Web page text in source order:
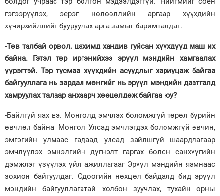
гэгээрүүлэх, эерэг нөлөөллийн аргаар хүүхдийн
хүчирхийллийг бууруулах арга замыг баримталдаг.
-Төв талбай орвол, цахимд хандив гуйсан хүүхдүүд маш их
байна. Гэтэл төр иргэнийхээ эрүүл мэндийн хамгаалах
үүрэгтэй. Тэр тусмаа хүүхдийн асуудлыг хариуцаж байгаа
байгууллага нь зардал мөнгийг нь эрүүл мэндийн даатгалд
хамруулах талаар анхаарч хөөцөлдөж байгаа юу?
-Байлгүй яах вэ. Монголд эмчлэх боломжгүй төрөл бүрийн
өвчлөл байна. Монгол Улсад эмчлэгдэх боломжгүй өвчин,
эмгэгийн улмаас гадаад улсад зайлшгүй шаардлагаар
эмчлүүлэх эмнэлгийн дүгнэлт гаргах болон санхүүгийн
дэмжлэг үзүүлэх үйл ажиллагааг Эрүүл мэндийн яамнаас
зохион байгуулдаг. Одоогийн нөхцөл байдалд бид эрүүл
мэндийн байгууллагатай холбон зуучлах, тухайн орны